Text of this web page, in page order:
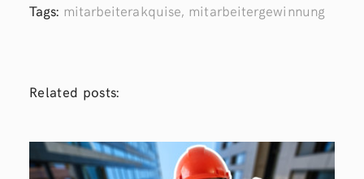
Tags: mitarbeiterakquise, mitarbeitergewinnung
Related posts: